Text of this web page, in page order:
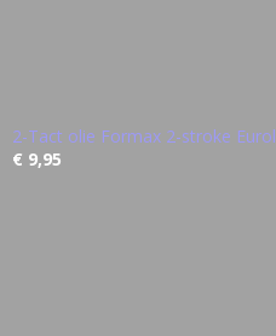
2-Tact olie Formax 2-stroke Eurol
€ 9,95